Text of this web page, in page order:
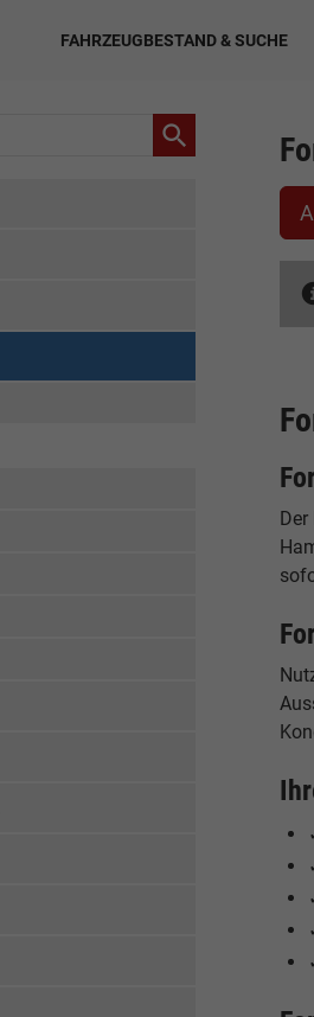
FAHRZEUGBESTAND & SUCHE